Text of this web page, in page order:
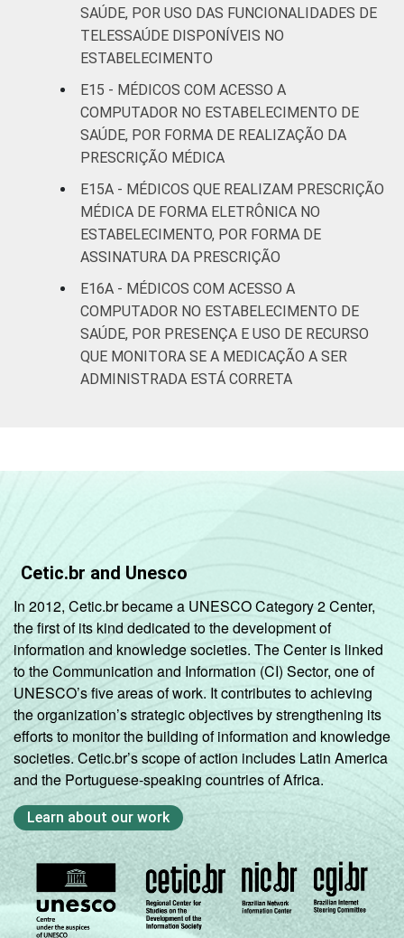
SAÚDE, POR USO DAS FUNCIONALIDADES DE
TELESSAÚDE DISPONÍVEIS NO
ESTABELECIMENTO
E15 - MÉDICOS COM ACESSO A
COMPUTADOR NO ESTABELECIMENTO DE
SAÚDE, POR FORMA DE REALIZAÇÃO DA
PRESCRIÇÃO MÉDICA
E15A - MÉDICOS QUE REALIZAM PRESCRIÇÃO
MÉDICA DE FORMA ELETRÔNICA NO
ESTABELECIMENTO, POR FORMA DE
ASSINATURA DA PRESCRIÇÃO
E16A - MÉDICOS COM ACESSO A
COMPUTADOR NO ESTABELECIMENTO DE
SAÚDE, POR PRESENÇA E USO DE RECURSO
QUE MONITORA SE A MEDICAÇÃO A SER
ADMINISTRADA ESTÁ CORRETA
Cetic.br and Unesco
In 2012, Cetic.br became a UNESCO Category 2 Center,
the first of its kind dedicated to the development of
information and knowledge societies. The Center is linked
to the Communication and Information (CI) Sector, one of
UNESCO’s five areas of work. It contributes to achieving
the organization’s strategic objectives by strengthening its
efforts to monitor the building of information and knowledge
societies. Cetic.br’s scope of action includes Latin America
and the Portuguese-speaking countries of Africa.
Learn about our work